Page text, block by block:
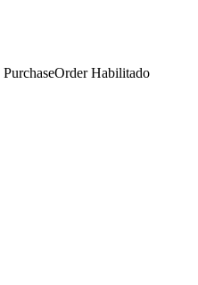
PurchaseOrder Habilitado